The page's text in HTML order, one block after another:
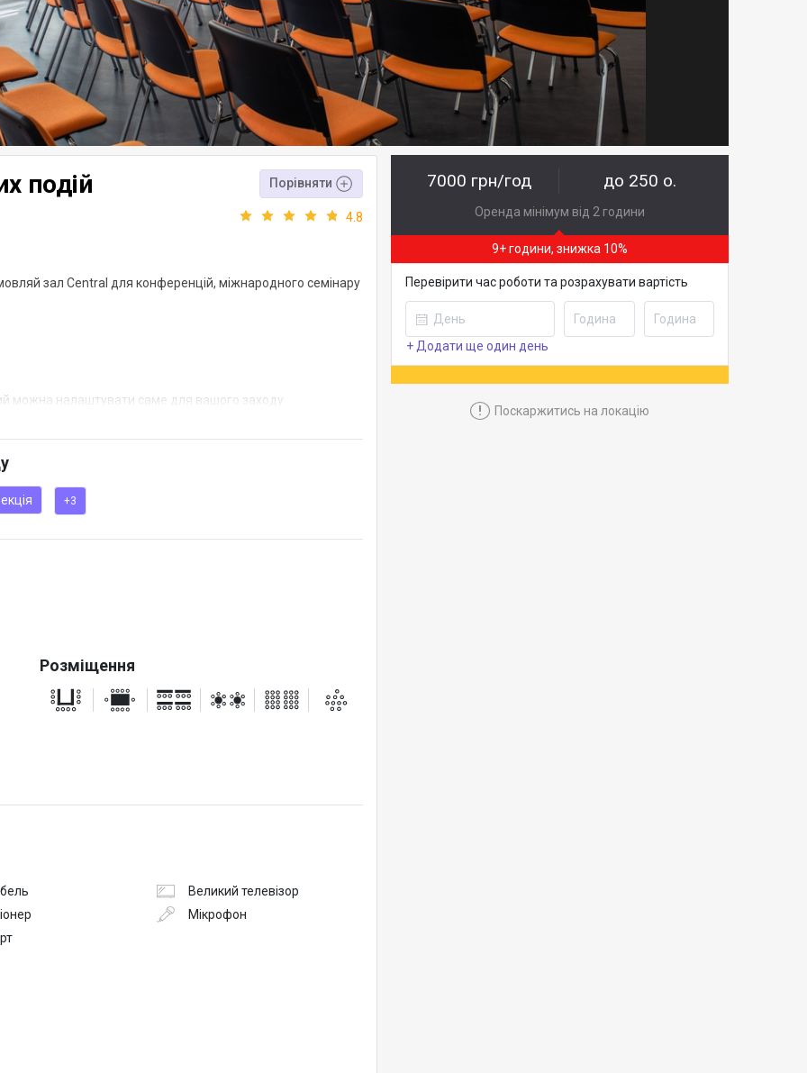
подій Порівняти
4.8
зал Central для конференцій, міжнародного семінару
можна налаштувати саме для вашого заходу
+3
Розміщення
Великий телевізор
Мікрофон
7000 грн/год до 250 о.
Оренда мінімум від 2 години
9+ години, знижка 10%
Перевірити час роботи та розрахувати вартість
+ Додати ще один день
! Поскаржитись на локацію